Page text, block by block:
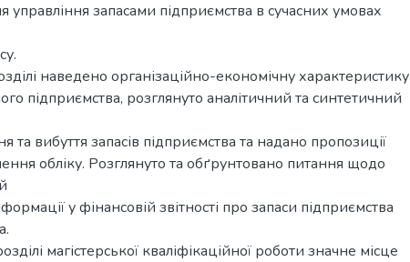
управління запасами підприємства в сучасних умовах
наведено організаційно-економічну характеристику
підприємства, розглянуто аналітичний та синтетичний
та вибуття запасів підприємства та надано пропозиції
обліку. Розглянуто та обґрунтовано питання щодо
у фінансовій звітності про запаси підприємства
магістерської кваліфікаційної роботи значне місце